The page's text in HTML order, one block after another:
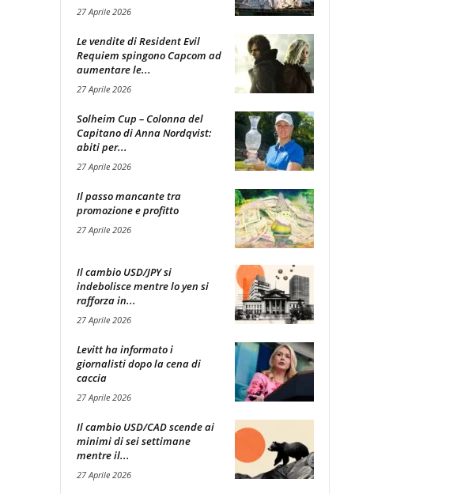
27 Aprile 2026
Le vendite di Resident Evil
Requiem spingono Capcom ad
aumentare le...
27 Aprile 2026
Solheim Cup – Colonna del
Capitano di Anna Nordqvist:
abiti per...
27 Aprile 2026
Il passo mancante tra
promozione e profitto
27 Aprile 2026
Il cambio USD/JPY si
indebolisce mentre lo yen si
rafforza in...
27 Aprile 2026
Levitt ha informato i
giornalisti dopo la cena di
caccia
27 Aprile 2026
Il cambio USD/CAD scende ai
minimi di sei settimane
mentre il...
27 Aprile 2026